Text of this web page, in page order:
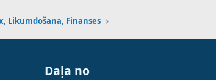
Likumdošana, Finanses
Daļa no